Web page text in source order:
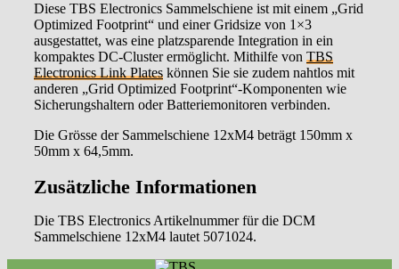
Diese TBS Electronics Sammelschiene ist mit einem „Grid
Optimized Footprint“ und einer Gridsize von 1×3
ausgestattet, was eine platzsparende Integration in ein
kompaktes DC-Cluster ermöglicht. Mithilfe von TBS
Electronics Link Plates können Sie sie zudem nahtlos mit
anderen „Grid Optimized Footprint“-Komponenten wie
Sicherungshaltern oder Batteriemonitoren verbinden.
Die Grösse der Sammelschiene 12xM4 beträgt 150mm x
50mm x 64,5mm.
Zusätzliche Informationen
Die TBS Electronics Artikelnummer für die DCM
Sammelschiene 12xM4 lautet 5071024.